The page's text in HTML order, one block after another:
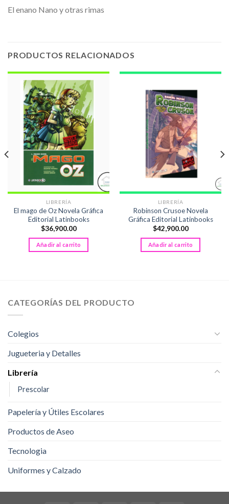
El enano Nano y otras rimas
PRODUCTOS RELACIONADOS
LIBRERÍA
El mago de Oz Novela Gráfica
Editorial Latinbooks
$36,900.00
Añadir al carrito
LIBRERÍA
Robinson Crusoe Novela
Gráfica Editorial Latinbooks
$42,900.00
Añadir al carrito
CATEGORÍAS DEL PRODUCTO
Colegios
Jugueteria y Detalles
Librería
Prescolar
Papelería y Útiles Escolares
Productos de Aseo
Tecnologia
Uniformes y Calzado